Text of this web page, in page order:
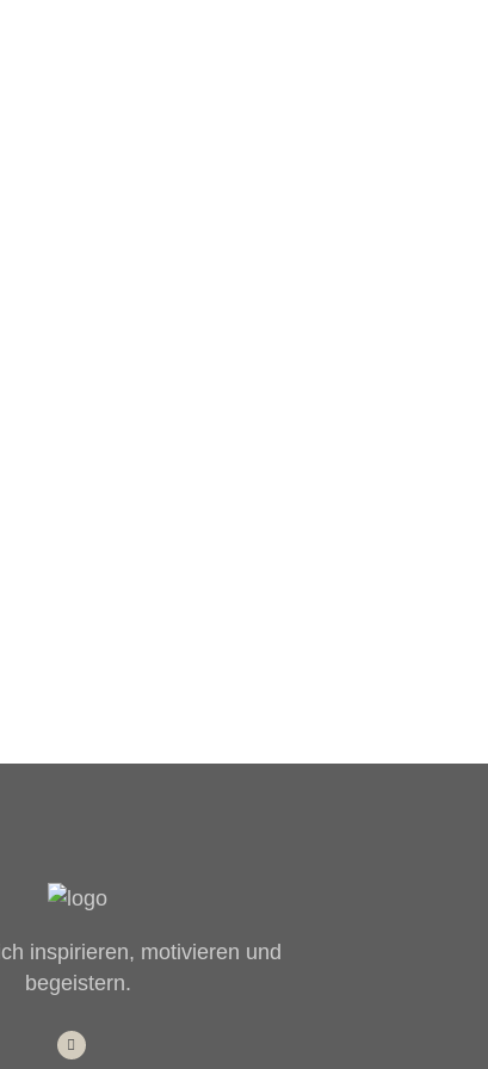
inspirieren, motivieren und
begeistern.